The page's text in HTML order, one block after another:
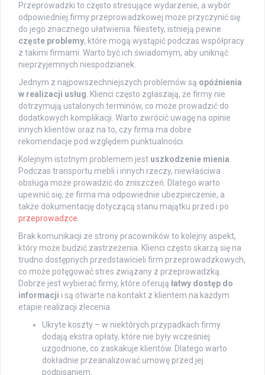
Przeprowadzki to często stresujące wydarzenie, a wybór
odpowiedniej firmy przeprowadzkowej może przyczynić się
do jego znacznego ułatwienia. Niestety, istnieją pewne
częste problemy, które mogą wystąpić podczas współpracy
z takimi firmami. Warto być ich świadomym, aby uniknąć
nieprzyjemnych niespodzianek.
Jednym z najpowszechniejszych problemów są opóźnienia
w realizacji usług . Klienci często zgłaszają, że firmy nie
dotrzymują ustalonych terminów, co może prowadzić do
dodatkowych komplikacji. Warto zwrócić uwagę na opinie
innych klientów oraz na to, czy firma ma dobre
rekomendacje pod względem punktualności.
Kolejnym istotnym problemem jest uszkodzenie mienia
Podczas transportu mebli i innych rzeczy, niewłaściwa
obsługa może prowadzić do zniszczeń. Dlatego warto
upewnić się, że firma ma odpowiednie ubezpieczenie, a
także dokumentację dotyczącą stanu majątku przed i po
przeprowadzce
Brak komunikacji ze strony pracowników to kolejny aspekt,
który może budzić zastrzeżenia. Klienci często skarżą się na
trudno dostępnych przedstawicieli firm przeprowadzkowych,
co może potęgować stres związany z przeprowadzką.
Dobrze jest wybierać firmy, które oferują łatwy dostęp do
informacji i są otwarte na kontakt z klientem na każdym
etapie realizacji zlecenia.
Ukryte koszty – w niektórych przypadkach firmy
dodają ekstra opłaty, które nie były wcześniej
uzgodnione, co zaskakuje klientów. Dlatego warto
dokładnie przeanalizować umowę przed jej
podpisaniem.